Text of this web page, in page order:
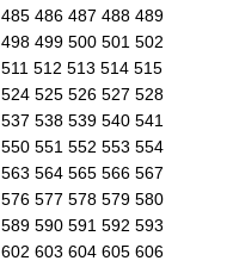
485 486 487 488 489
498 499 500 501 502
511 512 513 514 515
524 525 526 527 528
537 538 539 540 541
550 551 552 553 554
563 564 565 566 567
576 577 578 579 580
589 590 591 592 593
602 603 604 605 606